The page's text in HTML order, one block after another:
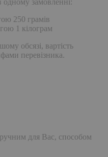
одному замовленні:
250 грамів
1 кілограм
обсязі, вартість
перевізника.
для Вас, способом